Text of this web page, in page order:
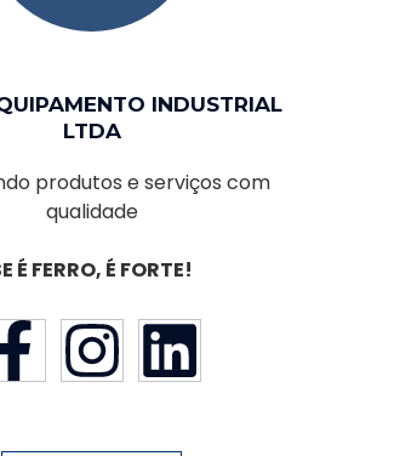
INDUSTRIAL
LTDA
produtos e serviços com
qualidade
É FERRO, É FORTE!